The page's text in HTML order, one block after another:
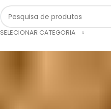
SELECIONAR CATEGORIA